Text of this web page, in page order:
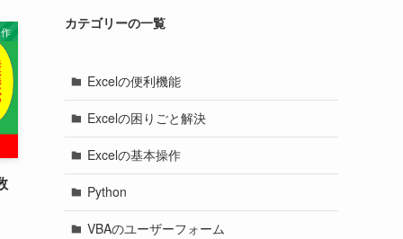
カテゴリーの一覧
Excelの便利機能
Excelの困りごと解決
Excelの基本操作
Python
VBAのユーザーフォーム